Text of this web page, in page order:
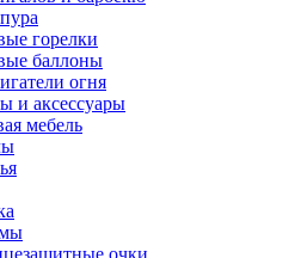
горелки
баллоны
огня
и аксессуары
мебель
очки